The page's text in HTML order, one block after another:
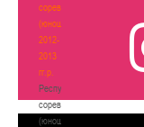
соревнования
(юноши)
2012-
2013
гг.р.
Республиканские
соревнования
(юноши)